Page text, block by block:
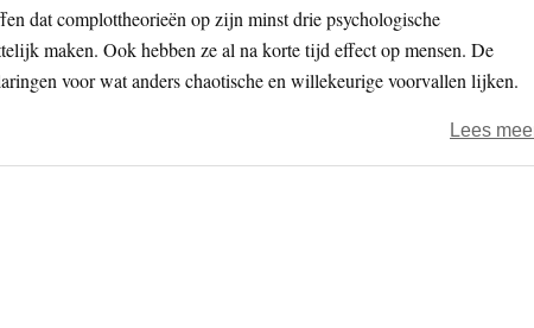
dat complottheorieën op zijn minst drie psychologische
maken. Ook hebben ze al na korte tijd effect op mensen. De
voor wat anders chaotische en willekeurige voorvallen lijken.
Lees